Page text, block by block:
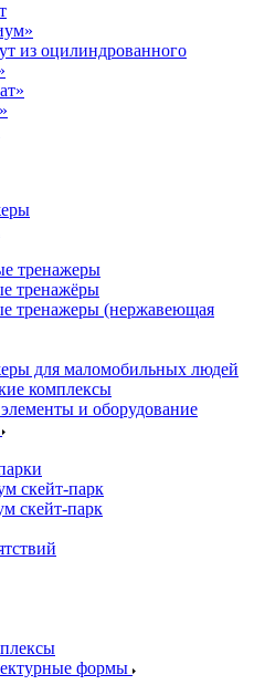
из оцилиндрованного
тренажеры
тренажёры
тренажеры (нержавеющая
для маломобильных людей
комплексы
и оборудование
скейт-парк
скейт-парк
формы